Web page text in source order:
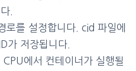
.
를 설정합니다. cid 파일에
가 저장됩니다.
에서 컨테이너가 실행될